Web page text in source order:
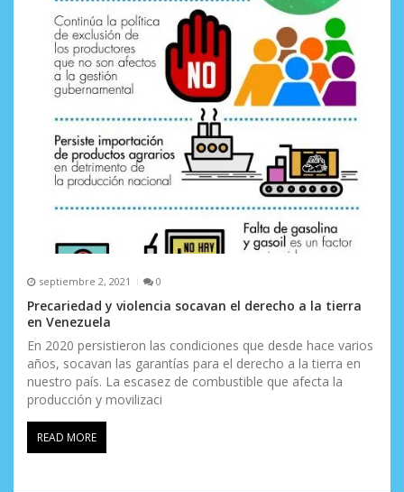
septiembre 2, 2021 0
Precariedad y violencia socavan el derecho a la tierra
en Venezuela
En 2020 persistieron las condiciones que desde hace varios
años, socavan las garantías para el derecho a la tierra en
nuestro país. La escasez de combustible que afecta la
producción y movilizaci
READ MORE